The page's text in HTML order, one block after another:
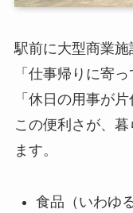
駅前に大型商業施
「仕事帰りに寄
「休日の用事が片
この便利さが、
ます。
食品（いわゆ